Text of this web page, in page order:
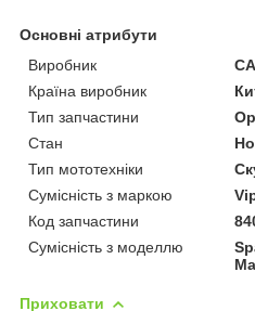
Основні атрибути
Виробник
Країна виробник
Тип запчастини
Стан
Тип мототехніки
Сумісність з маркою
Код запчастини
Сумісність з моделлю
Приховати